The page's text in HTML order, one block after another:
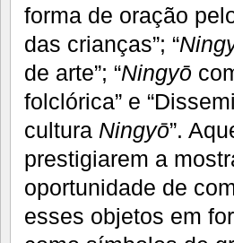
forma de oração
das crianças”; “
de arte”; “Ningyō
folclórica” e
cultura Ningyō”.
prestigiarem a
oportunidade de
esses objetos em